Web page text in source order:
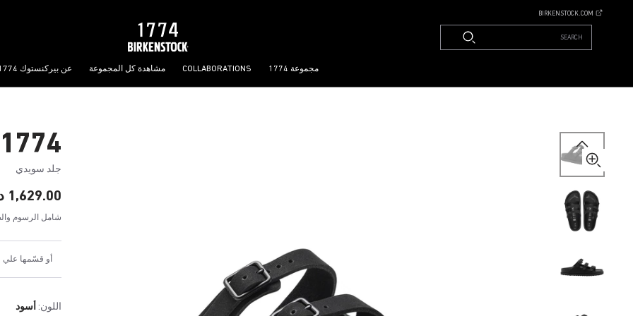
BIRKENSTOCK.COM
SEARCH
مجموعة 1774 COLLABORATIONS مشاهدة كل المجموعة عن بيركنستوك 1774
1774 فلوريدا III
جلد سويدي
1,629.00 د.إ
شامل الرسوم
أو قسّمها علي 4 دفعات شهرية بقيمة 407.25 د.إ
اللون: أسود